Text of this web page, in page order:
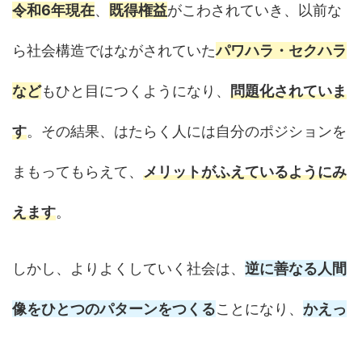
令和6年現在、 既得権益がこわされていき、以前な
ら社会構造ではながされていたパワハラ・セクハラ
などもひと目につくようになり、 問題化されていま
す。その結果、はたらく人には自分のポジションを
まもってもらえて、 メリットがふえているようにみ
えます。
しかし、よりよくしていく社会は、 逆に善なる人間
像をひとつのパターンをつくることになり、 かえっ